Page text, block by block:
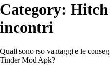
Category:
incontri
Quali sono rso vantaggi e le
Tinder Mod Apk?